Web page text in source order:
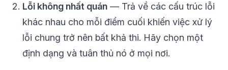
Lỗi không nhất quán — Trả về các cấu trúc lỗi
khác nhau cho mỗi điểm cuối khiến việc xử lý
lỗi chung trở nên bất khả thi. Hãy chọn một
định dạng và tuân thủ nó ở mọi nơi.